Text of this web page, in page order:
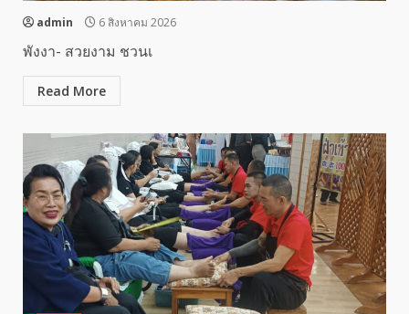
admin 6 สิงหาคม 2026
พังงา- สวยงาม ชวนเ
Read More